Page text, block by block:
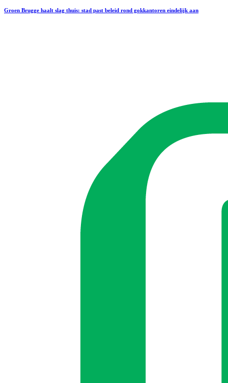
Groen Brugge haalt slag thuis: stad past beleid rond gokkantoren eindelijk aan